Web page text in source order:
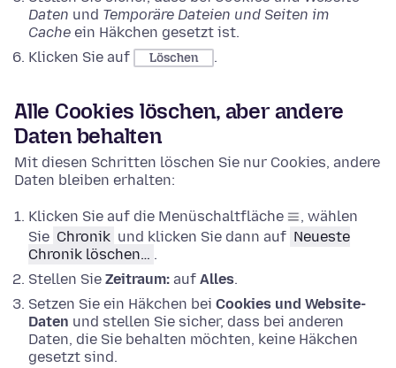
Daten und Temporäre Dateien und Seiten im
Cache ein Häkchen gesetzt ist.
Klicken Sie auf
Löschen .
Alle Cookies löschen, aber andere
Daten behalten
Mit diesen Schritten löschen Sie nur Cookies, andere
Daten bleiben erhalten:
Klicken Sie auf die Menüschaltfläche
, wählen
Sie Chronik und klicken Sie dann auf Neueste
Chronik löschen… .
Stellen Sie Zeitraum: auf Alles.
Setzen Sie ein Häkchen bei Cookies und Website-
Daten und stellen Sie sicher, dass bei anderen
Daten, die Sie behalten möchten, keine Häkchen
gesetzt sind.